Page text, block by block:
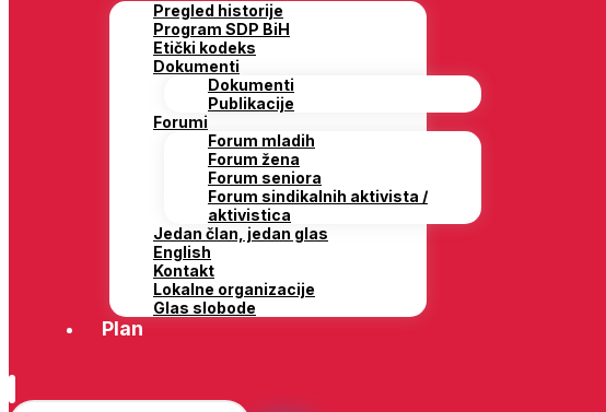
Pregled historije
Program SDP BiH
Etički kodeks
Dokumenti
Dokumenti
Publikacije
Forumi
Forum mladih
Forum žena
Forum seniora
Forum sindikalnih aktivista /
aktivistica
Jedan član, jedan glas
English
Kontakt
Lokalne organizacije
Glas slobode
Plan